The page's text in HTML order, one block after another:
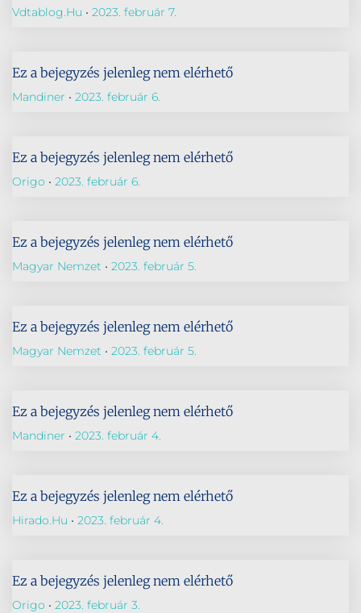
Vdtablog.hu 2023. február 7.
Ez a bejegyzés jelenleg nem elérhető
Mandiner 2023. február 6.
Ez a bejegyzés jelenleg nem elérhető
Origo 2023. február 6.
Ez a bejegyzés jelenleg nem elérhető
Magyar Nemzet 2023. február 5.
Ez a bejegyzés jelenleg nem elérhető
Magyar Nemzet 2023. február 5.
Ez a bejegyzés jelenleg nem elérhető
Mandiner 2023. február 4.
Ez a bejegyzés jelenleg nem elérhető
Hirado.hu 2023. február 4.
Ez a bejegyzés jelenleg nem elérhető
Origo 2023. február 3.